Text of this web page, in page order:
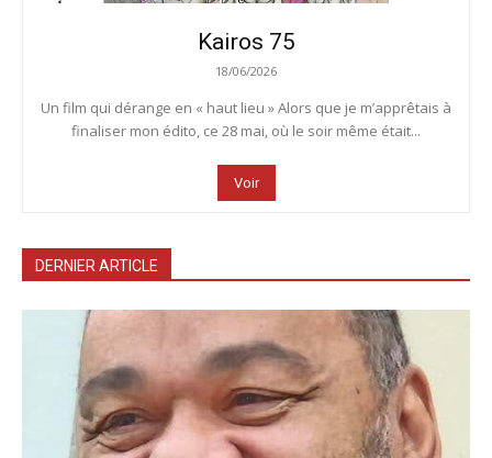
Kairos 75
18/06/2026
Un film qui dérange en « haut lieu » Alors que je m’apprêtais à
finaliser mon édito, ce 28 mai, où le soir même était...
Voir
DERNIER ARTICLE